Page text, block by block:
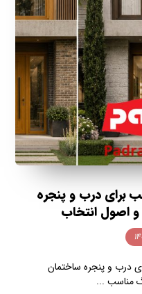
برای درب و پنجره
اصول انتخاب
درب و پنجره ساختمان
مناسب ...